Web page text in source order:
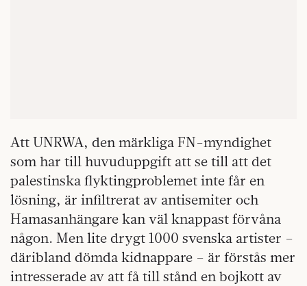
Att UNRWA, den märkliga FN-myndighet
som har till huvuduppgift att se till att det
palestinska flyktingproblemet inte får en
lösning, är infiltrerat av antisemiter och
Hamasanhängare kan väl knappast förvåna
någon. Men lite drygt 1000 svenska artister –
däribland dömda kidnappare – är förstås mer
intresserade av att få till stånd en bojkott av